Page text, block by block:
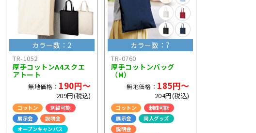
カラー数：2
TR-1052
厚手コットンA4スクエ
アトート
無地価格： 190円～
209円(税込)
コットン
刺繍可能
展示会
説明会
オープンキャンパス
カラー数：7
TR-0760
厚手コットンバッグ
（M）
無地価格： 185円～
204円(税込)
コットン
刺繍可能
展示会
同人グッズ
説明会